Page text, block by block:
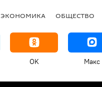
ЭКОНОМИКА ОБЩЕСТВО
OK Макс